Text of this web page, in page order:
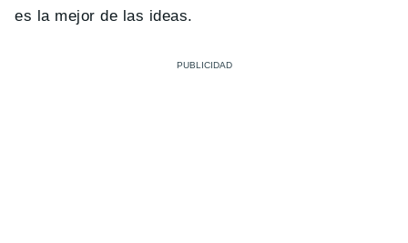
es la mejor de las ideas.